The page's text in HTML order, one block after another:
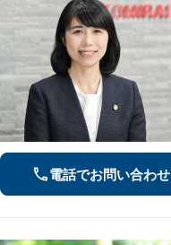
電話でお問い合わせ